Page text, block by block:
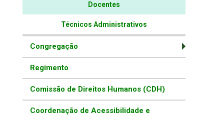
Docentes
Técnicos Administrativos
Congregação
Regimento
Comissão de Direitos Humanos (CDH)
Coordenação de Acessibilidade e